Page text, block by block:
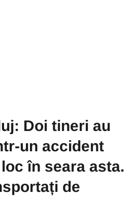
Doi tineri au
un accident
în seara asta.
de